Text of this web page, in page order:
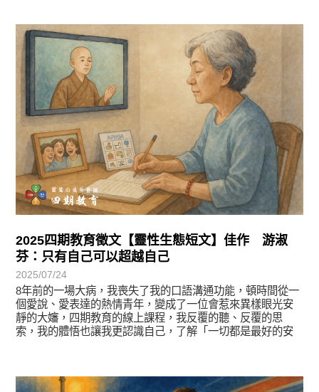
2025四期教育徵文【靈性生態短文】佳作 游淑
芬：只有自己可以超越自己
2025/07/24
8年前的一場大病，我喪失了我的口語溝通功能，頓時間從一
個愛說、愛表達的熱情青年，變成了一位會惹來異樣眼光安
靜的大嬸，四期教育的線上課程，我反覆的聽、反覆的思
索，我的體悟也讓我更認識自己，了解「一切都是最好的安
徵文賞析